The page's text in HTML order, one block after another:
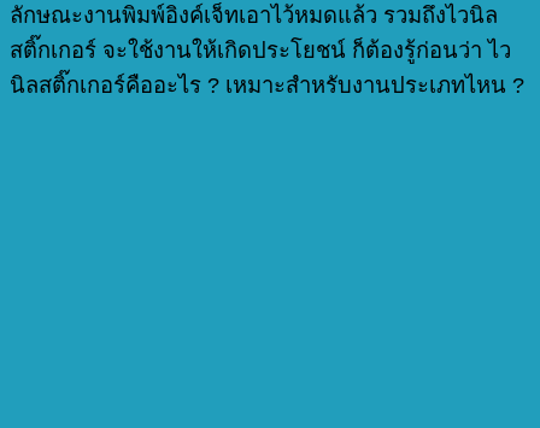
ลักษณะงานพิมพ์อิงค์เจ็ทเอาไว้หมดแล้ว รวมถึงไวนิล
สติ๊กเกอร์ จะใช้งานให้เกิดประโยชน์ ก็ต้องรู้ก่อนว่า ไว
นิลสติ๊กเกอร์คืออะไร ? เหมาะสำหรับงานประเภทไหน ?